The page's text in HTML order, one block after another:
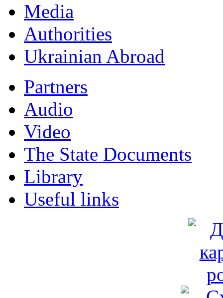
Мedia
Authorities
Ukrainian Abroad
Partners
Audio
Video
The State Documents
Library
Useful links